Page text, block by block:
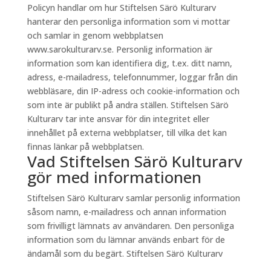
Policyn handlar om hur Stiftelsen Särö Kulturarv
hanterar den personliga information som vi mottar
och samlar in genom webbplatsen
www.sarokulturarv.se. Personlig information är
information som kan identifiera dig, t.ex. ditt namn,
adress, e-mailadress, telefonnummer, loggar från din
webbläsare, din IP-adress och cookie-information och
som inte är publikt på andra ställen. Stiftelsen Särö
Kulturarv tar inte ansvar för din integritet eller
innehållet på externa webbplatser, till vilka det kan
finnas länkar på webbplatsen.
Vad Stiftelsen Särö Kulturarv
gör med informationen
Stiftelsen Särö Kulturarv samlar personlig information
såsom namn, e-mailadress och annan information
som frivilligt lämnats av användaren. Den personliga
information som du lämnar används enbart för de
ändamål som du begärt. Stiftelsen Särö Kulturarv